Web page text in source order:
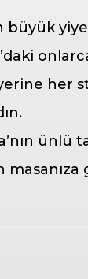
büyük
her
ünlü
masanıza